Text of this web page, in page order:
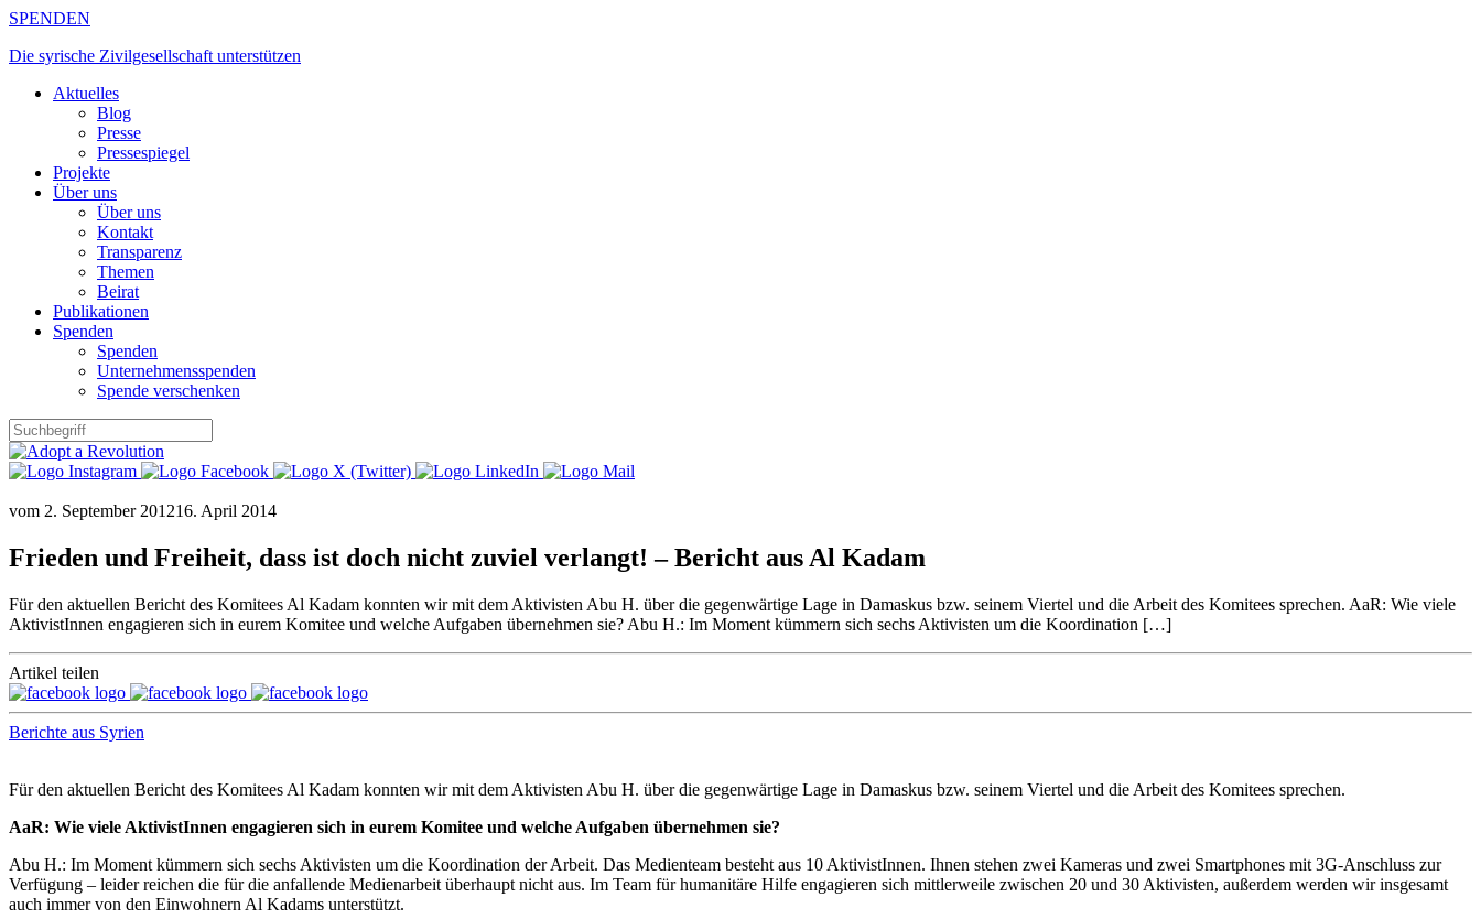
Zum
springen
SPENDEN
Die syrische Zivilgesellschaft unterstützen
Aktuelles
Blog
Presse
Pressespiegel
Projekte
Über uns
Über uns
Kontakt
Transparenz
Themen
Beirat
Publikationen
Spenden
Spenden
Unternehmensspenden
Spende verschenken
vom 2. September 201216. April 2014
Frieden und Freiheit, dass ist doch nicht zuviel verlangt! – Bericht aus Al Kadam
Für den aktuellen Bericht des Komitees Al Kadam konnten wir mit dem Aktivisten Abu H. über die gegenwärtige Lage in Damaskus bzw. seinem Viertel und die Arbeit des Komitees sprechen. AaR: Wie viele
AktivistInnen engagieren sich in eurem Komitee und welche Aufgaben übernehmen sie? Abu H.: Im Moment kümmern sich sechs Aktivisten um die Koordination […]
Artikel teilen
Berichte aus Syrien
Für den aktuellen Bericht des Komitees Al Kadam konnten wir mit dem Aktivisten Abu H. über die gegenwärtige Lage in Damaskus bzw. seinem Viertel und die Arbeit des Komitees sprechen.
AaR: Wie viele AktivistInnen engagieren sich in eurem Komitee und welche Aufgaben übernehmen sie?
Abu H.: Im Moment kümmern sich sechs Aktivisten um die Koordination der Arbeit. Das Medienteam besteht aus 10 AktivistInnen. Ihnen stehen zwei Kameras und zwei Smartphones mit 3G-Anschluss zur
Verfügung – leider reichen die für die anfallende Medienarbeit überhaupt nicht aus. Im Team für humanitäre Hilfe engagieren sich mittlerweile zwischen 20 und 30 Aktivisten, außerdem werden wir insgesamt
auch immer von den Einwohnern Al Kadams unterstützt.